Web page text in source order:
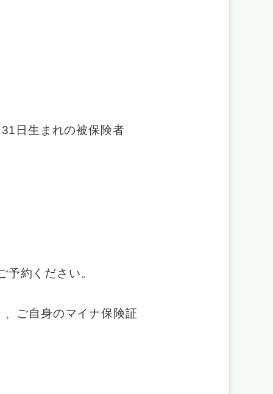
日生まれの被保険者
約ください。
ご自身のマイナ保険証